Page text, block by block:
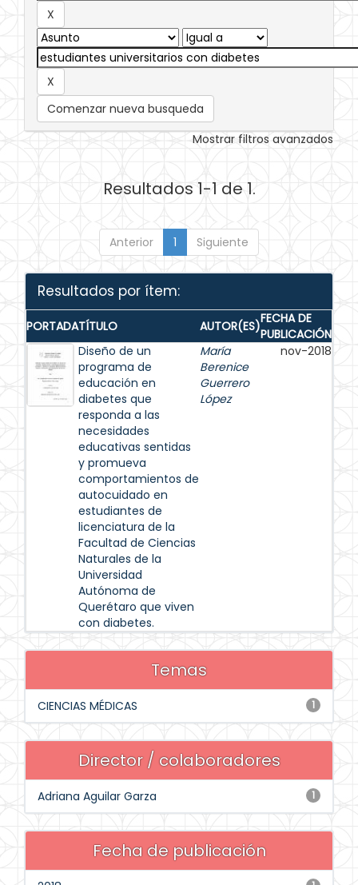
Comenzar nueva busqueda
Mostrar filtros avanzados
Resultados 1-1 de 1.
Anterior 1 Siguiente
Resultados por ítem:
PORTADATÍTULO AUTOR(ES)FECHA DE
PUBLICACIÓN
Diseño de un
programa de
educación en
diabetes que
responda a las
necesidades
educativas sentidas
y promueva
comportamientos de
autocuidado en
estudiantes de
licenciatura de la
Facultad de Ciencias
Naturales de la
Universidad
Autónoma de
Querétaro que viven
con diabetes.
María
Berenice
Guerrero
López
nov-2018
Temas
1
CIENCIAS MÉDICAS
Director / colaboradores
1
Adriana Aguilar Garza
Fecha de publicación